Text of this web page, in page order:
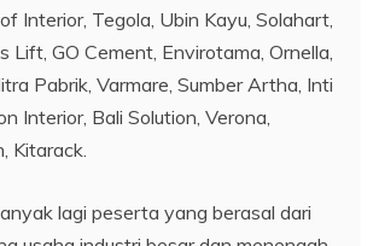
Interior, Tegola, Ubin Kayu, Solahart,
Lift, GO Cement, Envirotama, Ornella,
Pabrik, Varmare, Sumber Artha, Inti
Interior, Bali Solution, Verona,
Kitarack.
lagi peserta yang berasal dari